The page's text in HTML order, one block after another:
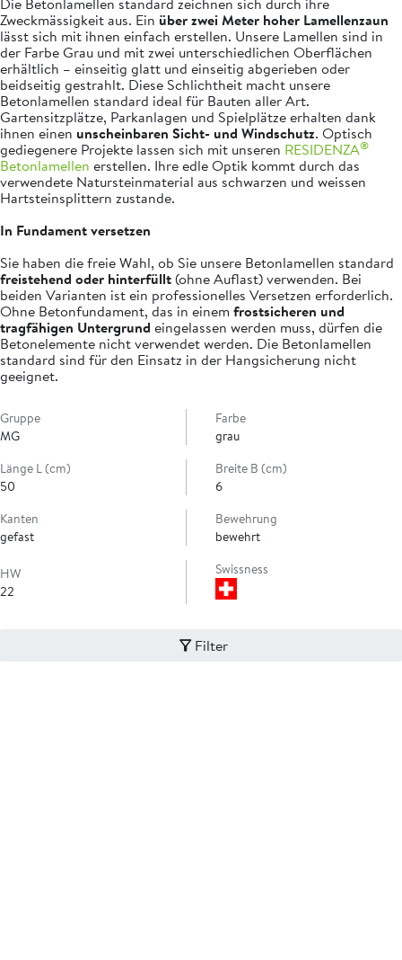
Zweckmässigkeit aus. Ein über zwei Meter hoher Lamellenzaun
lässt sich mit ihnen einfach erstellen. Unsere Lamellen sind in
der Farbe Grau und mit zwei unterschiedlichen Oberflächen
erhältlich – einseitig glatt und einseitig abgerieben oder
beidseitig gestrahlt. Diese Schlichtheit macht unsere
Betonlamellen standard ideal für Bauten aller Art.
Gartensitzplätze, Parkanlagen und Spielplätze erhalten dank
ihnen einen unscheinbaren Sicht- und Windschutz. Optisch
gediegenere Projekte lassen sich mit unseren RESIDENZA®
Betonlamellen erstellen. Ihre edle Optik kommt durch das
verwendete Natursteinmaterial aus schwarzen und weissen
Hartsteinsplittern zustande.
In Fundament versetzen
Sie haben die freie Wahl, ob Sie unsere Betonlamellen standard
freistehend oder hinterfüllt(ohne Auflast) verwenden. Bei
beiden Varianten ist ein professionelles Versetzen erforderlich.
Ohne Betonfundament, das in einem frostsicheren und
tragfähigen Untergrund eingelassen werden muss, dürfen die
Betonelemente nicht verwendet werden. Die Betonlamellen
standard sind für den Einsatz in der Hangsicherung nicht
geeignet.
Gruppe
MG
Farbe
grau
Länge L (cm)
50
Breite B (cm)
6
Kanten
gefast
Bewehrung
bewehrt
HW
22
Swissness
Filter